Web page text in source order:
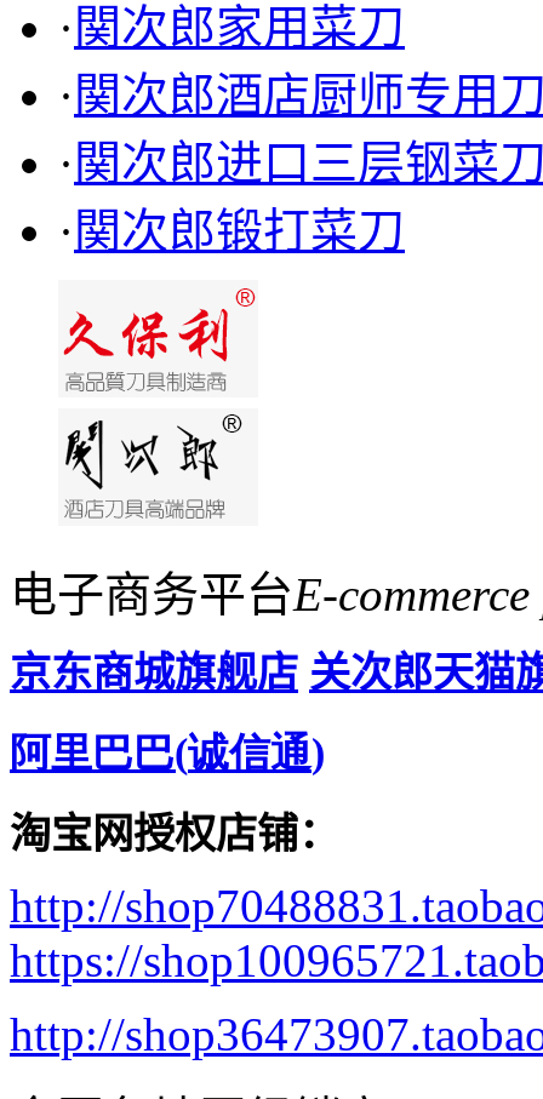
TF-5009 进口三层钢角厚
菜刀(PK柄)
8011 小尖薄菜刀
· 関次郎家用菜刀
· 関次郎酒店厨师专用
· 関次郎进口三层钢菜
· 関次郎锻打菜刀
电子商务平台E-
京东商城旗舰店 关次郎天猫
阿里巴巴(诚信通)
淘宝网授权店铺：
http://
https://
http://